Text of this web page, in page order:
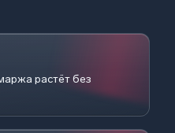
растёт без